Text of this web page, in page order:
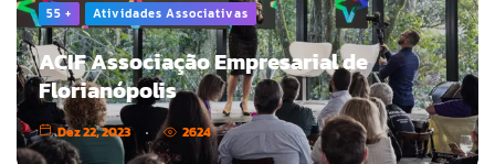
55 + Atividades Associativas
ACIF Associação Empresarial de
Florianópolis
Dez 22, 2023 2624